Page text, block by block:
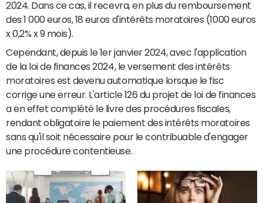
2024. Dans ce cas, il recevra, en plus du remboursement
des 1 000 euros, 18 euros d'intérêts moratoires (1000 euros
x 0,2% x 9 mois).
Cependant, depuis le 1er janvier 2024, avec l'application
de la loi de finances 2024, le versement des intérêts
moratoires est devenu automatique lorsque le fisc
corrige une erreur. L'article 126 du projet de loi de finances
a en effet complété le livre des procédures fiscales,
rendant obligatoire le paiement des intérêts moratoires
sans qu'il soit nécessaire pour le contribuable d'engager
une procédure contentieuse.